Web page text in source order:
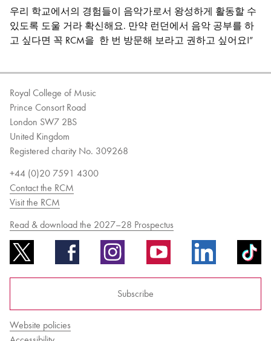
Elizabeth Prize for Education
우리 학교에서의 경험들이 음악가로서 왕성하게 활동할 수
있도록 도울 거라 확신해요. 만약 런던에서 음악 공부를 하
고 싶다면 꼭 RCM을 한 번 방문해 보라고 권하고 싶어요!”
Royal College of Music
Prince Consort Road
London SW7 2BS
United Kingdom
Registered charity No. 309268
+44 (0)20 7591 4300
Contact the RCM
Visit the RCM
Read & download the 2027–28 Prospectus
Subscribe
Website policies